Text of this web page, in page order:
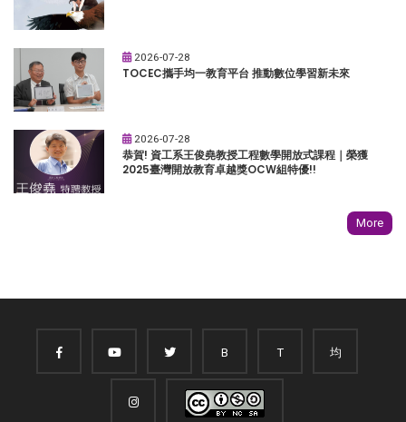
2026-07-28
TOCEC攜手均一教育平台 推動數位學習新未來
2026-07-28
恭賀! 資工系王俊堯教授工程數學開放式課程｜榮獲
2025臺灣開放教育卓越獎OCW組特優!!
More
B T 均